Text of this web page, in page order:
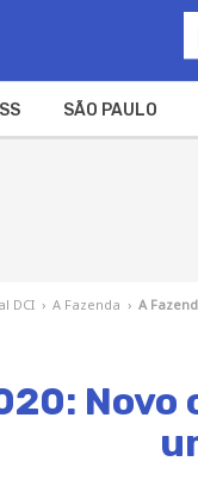
SÃO PAULO
DCI › A Fazenda › A